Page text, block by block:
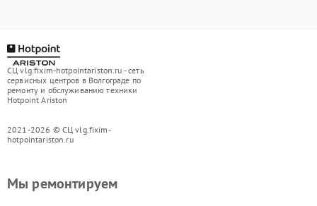
СЦ vlg.fixim-hotpointariston.ru - сеть
сервисных центров в Волгограде по
ремонту и обслуживанию техники
Hotpoint Ariston
2021-2026 © СЦ vlg.fixim-
hotpointariston.ru
Мы ремонтируем